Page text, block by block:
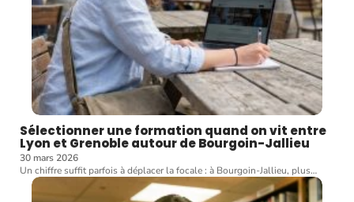
Sélectionner une formation quand on vit entre
Lyon et Grenoble autour de Bourgoin-Jallieu
30 mars 2026
Un chiffre suffit parfois à déplacer la focale : à Bourgoin-Jallieu, plus…